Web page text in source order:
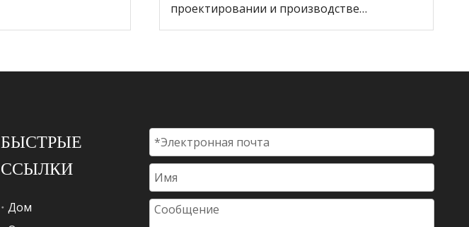
проектировании и производстве
экскаваторов
БЫСТРЫЕ
ССЫЛКИ
Дом